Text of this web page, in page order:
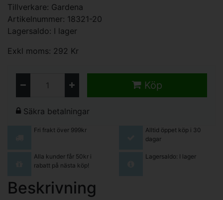
Tillverkare: Gardena
Artikelnummer: 18321-20
Lagersaldo: I lager
Exkl moms: 292 Kr
Köp
Säkra betalningar
Fri frakt över 999kr
Alltid öppet köp i 30
dagar
Alla kunder får 50kr i
rabatt på nästa köp!
Lagersaldo: I lager
Beskrivning